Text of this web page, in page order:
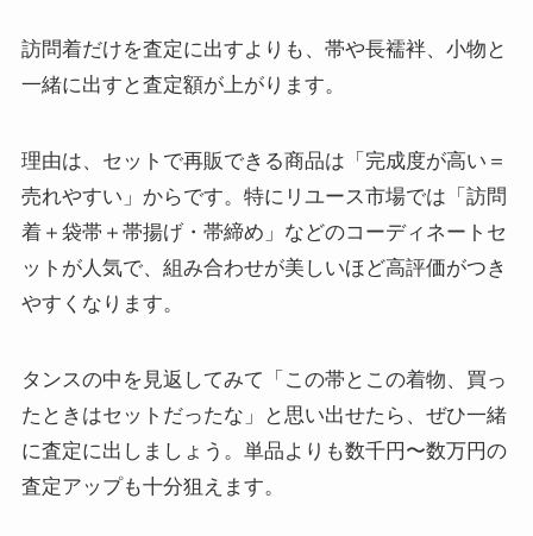
訪問着だけを査定に出すよりも、帯や長襦袢、小物と
一緒に出すと査定額が上がります。
理由は、セットで再販できる商品は「完成度が高い＝
売れやすい」からです。特にリユース市場では「訪問
着＋袋帯＋帯揚げ・帯締め」などのコーディネートセ
ットが人気で、組み合わせが美しいほど高評価がつき
やすくなります。
タンスの中を見返してみて「この帯とこの着物、買っ
たときはセットだったな」と思い出せたら、ぜひ一緒
に査定に出しましょう。単品よりも数千円〜数万円の
査定アップも十分狙えます。